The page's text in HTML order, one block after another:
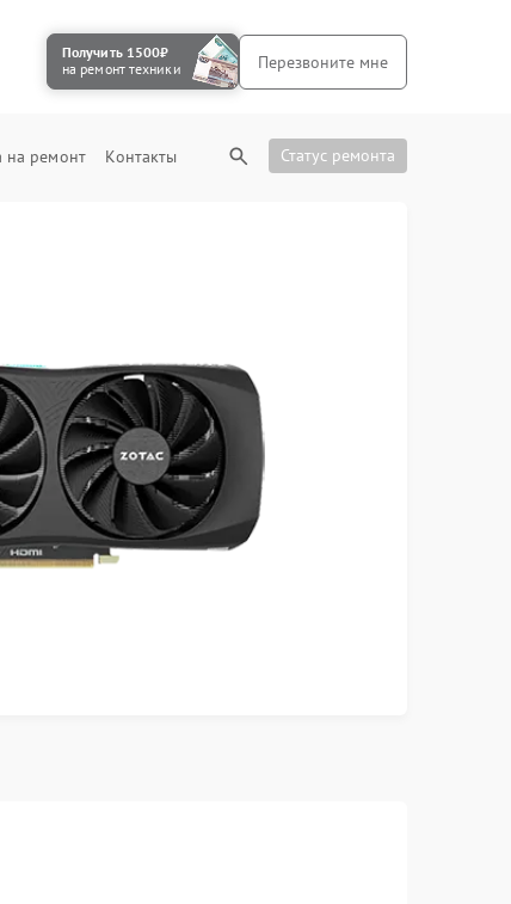
Получить 1500₽
на ремонт техники
Перезвоните мне
на ремонт Контакты Статус ремонта